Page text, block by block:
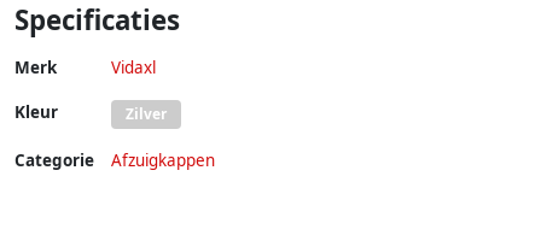
Specificaties
Merk Vidaxl
Kleur Zilver
Categorie Afzuigkappen